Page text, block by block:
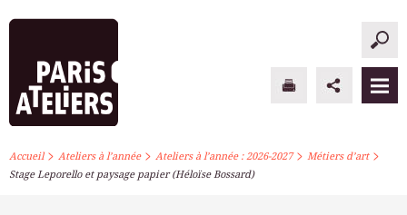
PARIS ATELIERS
Accueil> Ateliers à l’année> Ateliers à l’année : 2026-2027> Métiers d’art>
Stage Leporello et paysage papier (Héloïse Bossard)